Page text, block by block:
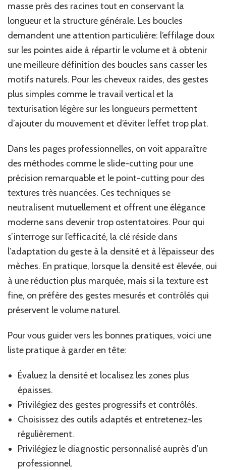
masse près des racines tout en conservant la
longueur et la structure générale. Les boucles
demandent une attention particulière: l’effilage doux
sur les pointes aide à répartir le volume et à obtenir
une meilleure définition des boucles sans casser les
motifs naturels. Pour les cheveux raides, des gestes
plus simples comme le travail vertical et la
texturisation légère sur les longueurs permettent
d’ajouter du mouvement et d’éviter l’effet trop plat.
Dans les pages professionnelles, on voit apparaître
des méthodes comme le slide-cutting pour une
précision remarquable et le point-cutting pour des
textures très nuancées. Ces techniques se
neutralisent mutuellement et offrent une élégance
moderne sans devenir trop ostentatoires. Pour qui
s’interroge sur l’efficacité, la clé réside dans
l’adaptation du geste à la densité et à l’épaisseur des
mèches. En pratique, lorsque la densité est élevée, oui
à une réduction plus marquée, mais si la texture est
fine, on préfère des gestes mesurés et contrôlés qui
préservent le volume naturel.
Pour vous guider vers les bonnes pratiques, voici une
liste pratique à garder en tête:
Évaluez la densité et localisez les zones plus
épaisses.
Privilégiez des gestes progressifs et contrôlés.
Choisissez des outils adaptés et entretenez-les
régulièrement.
Privilégiez le diagnostic personnalisé auprès d’un
professionnel.